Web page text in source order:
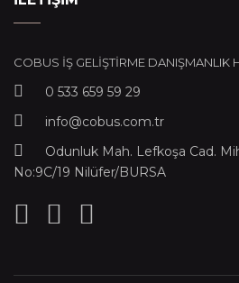
COBUS İŞ GELİŞTİRME DANIŞMANLIK
0 533 659 59 29
info@cobus.com.tr
Odunluk Mah. Lefkoşa Cad.
No:9C/19 Nilüfer/BURSA